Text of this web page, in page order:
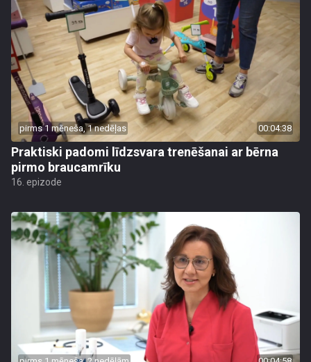
pirms 1 mēneša, 1 nedēļas 00:04:38
Praktiski padomi līdzsvara trenēšanai ar bērna
pirmo braucamrīku
16. epizode